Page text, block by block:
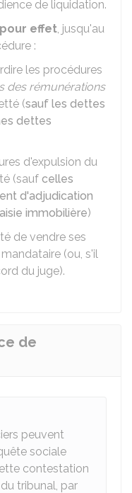
de liquidation.
effet, jusqu'au
:
les procédures
des rémunérations
(sauf les dettes
dettes
d'expulsion du
(sauf celles
d'adjudication
immobilière)
de vendre ses
(ou, s'il
du juge).
de
peuvent
sociale
contestation
tribunal, par